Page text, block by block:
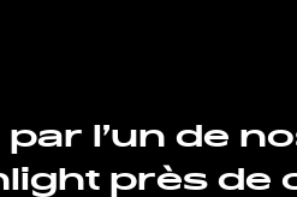
l’un de
près de